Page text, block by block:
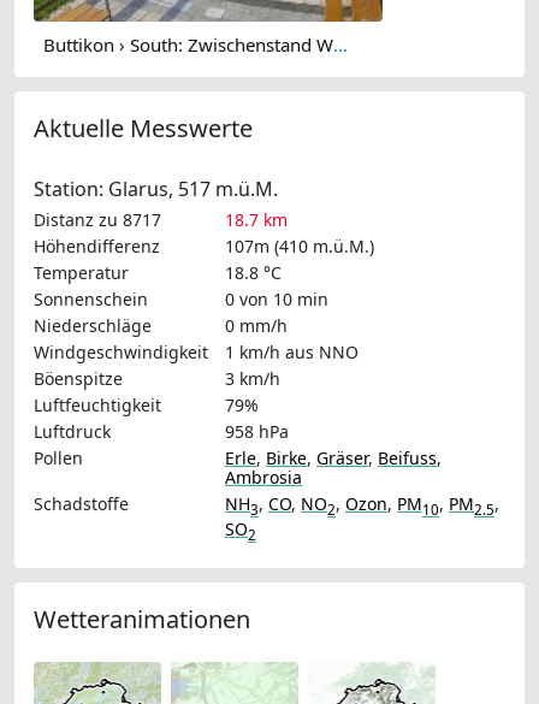
Buttikon › South: Zwischenstand Wanden
Aktuelle Messwerte
Station: Glarus, 517 m.ü.M.
Distanz zu 8717
18.7 km
Höhendifferenz
107m (410 m.ü.M.)
Temperatur
18.8 °C
Sonnenschein
0 von 10 min
Niederschläge
0 mm/h
Windgeschwindigkeit
1 km/h aus NNO
Böenspitze
3 km/h
Luftfeuchtigkeit
79%
Luftdruck
958 hPa
Pollen
Erle, Birke, Gräser, Beifuss,
Ambrosia
Schadstoffe
NH3, CO, NO2, Ozon, PM10, PM2.5,
SO2
Wetteranimationen